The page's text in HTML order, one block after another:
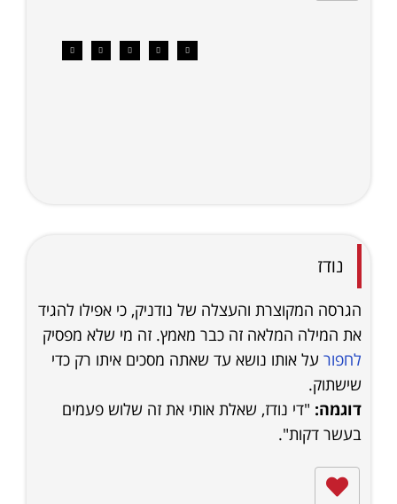
נודז
הגרסה המקוצרת והעצלה של נודניק, כי אפילו להגיד
את המילה המלאה זה כבר מאמץ. זה מי שלא מפסיק
לחפור על אותו נושא עד שאתה מסכים איתו רק כדי
שישתוק.
דוגמה: "די נודז, שאלת אותי את זה שלוש פעמים
בעשר דקות".